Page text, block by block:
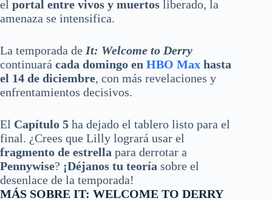
el portal entre vivos y muertos liberado, la
amenaza se intensifica.
La temporada de It: Welcome to Derry
continuará cada domingo en HBO Max hasta
el 14 de diciembre, con más revelaciones y
enfrentamientos decisivos.
El Capítulo 5 ha dejado el tablero listo para el
final. ¿Crees que Lilly logrará usar el
fragmento de estrella para derrotar a
Pennywise? ¡Déjanos tu teoría sobre el
desenlace de la temporada!
MÁS SOBRE IT: WELCOME TO DERRY